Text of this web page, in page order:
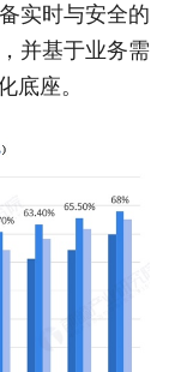
实时与安全的
并基于业务需
底座。